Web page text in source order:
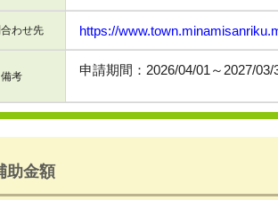
わせ先 https://
備考 申請期間：2026/04/01～2027/03/
助金額